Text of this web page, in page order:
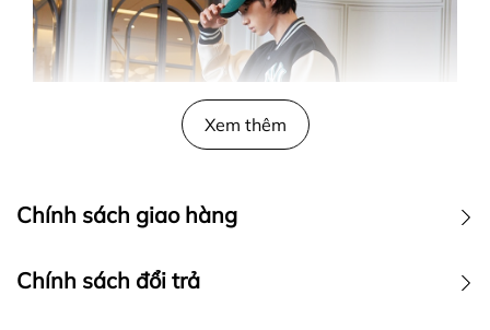
Xem thêm
Chính sách giao hàng
I. GIAO HÀNG TIÊU CHUẨN
Chính sách đổi trả